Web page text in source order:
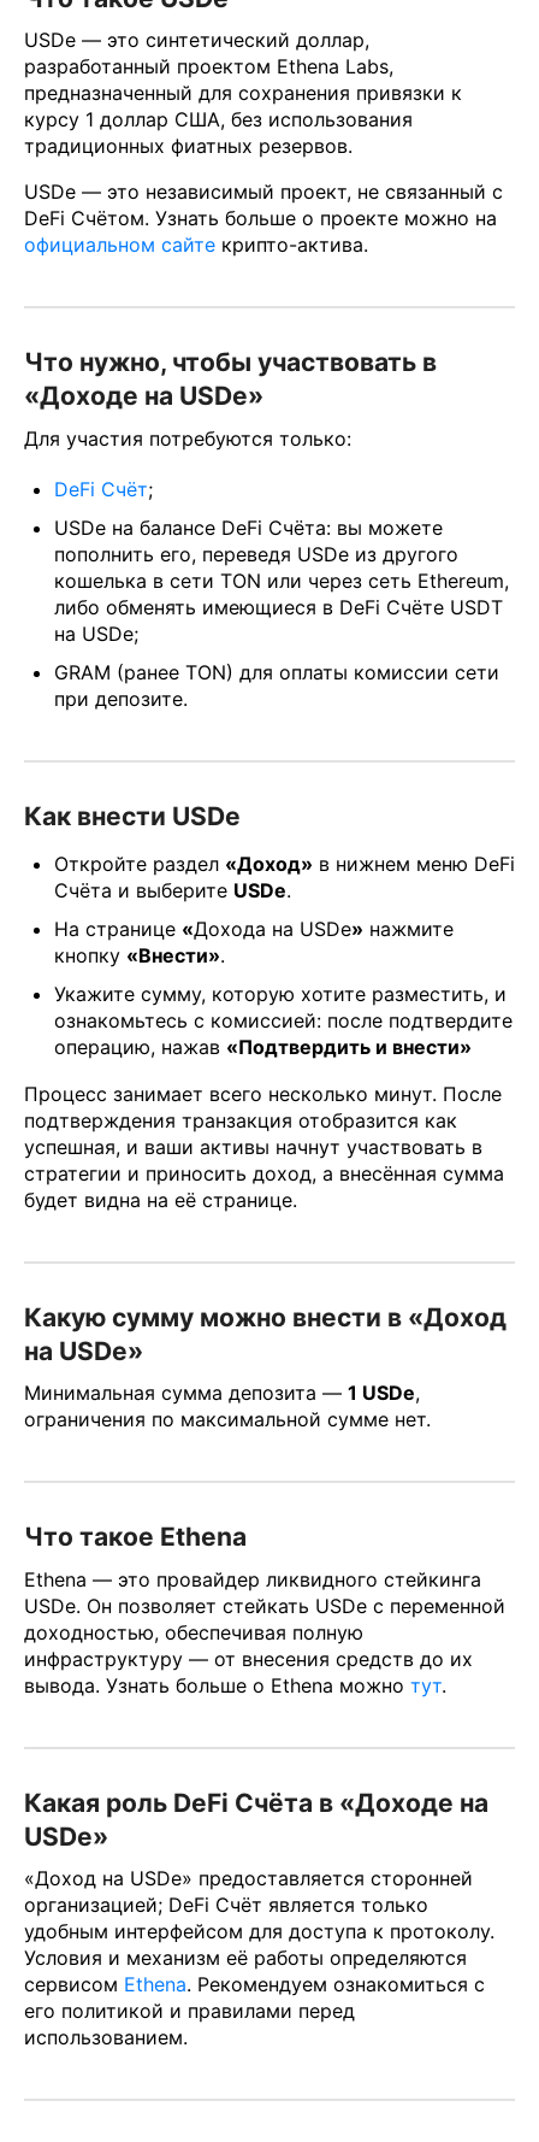
USDe — это синтетический доллар,
разработанный проектом Ethena Labs,
предназначенный для сохранения привязки к
курсу 1 доллар США, без использования
традиционных фиатных резервов.
USDe — это независимый проект, не связанный с
DeFi Счётом. Узнать больше о проекте можно на
официальном сайте крипто-актива.
Что нужно, чтобы участвовать в
«Доходе на USDe»
Для участия потребуются только:
DeFi Счёт;
USDe на балансе DeFi Счёта: вы можете
пополнить его, переведя USDe из другого
кошелька в сети TON или через сеть Ethereum,
либо обменять имеющиеся в DeFi Счёте USDT
на USDe;
GRAM (ранее TON) для оплаты комиссии сети
при депозите.
Как внести USDe
Откройте раздел «Доход» в нижнем меню DeFi
Счёта и выберите USDe.
На странице «Дохода на USDe» нажмите
кнопку «Внести».
Укажите сумму, которую хотите разместить, и
ознакомьтесь с комиссией: после подтвердите
операцию, нажав «Подтвердить и внести»
Процесс занимает всего несколько минут. После
подтверждения транзакция отобразится как
успешная, и ваши активы начнут участвовать в
стратегии и приносить доход, а внесённая сумма
будет видна на её странице.
Какую сумму можно внести в «Доход
на USDe»
Минимальная сумма депозита — 1 USDe,
ограничения по максимальной сумме нет.
Что такое Ethena
Ethena — это провайдер ликвидного стейкинга
USDe. Он позволяет стейкать USDe с переменной
доходностью, обеспечивая полную
инфраструктуру — от внесения средств до их
вывода. Узнать больше о Ethena можно тут.
Какая роль DeFi Счёта в «Доходе на
USDe»
«Доход на USDe» предоставляется сторонней
организацией; DeFi Счёт является только
удобным интерфейсом для доступа к протоколу.
Условия и механизм её работы определяются
сервисом Ethena. Рекомендуем ознакомиться с
его политикой и правилами перед
использованием.